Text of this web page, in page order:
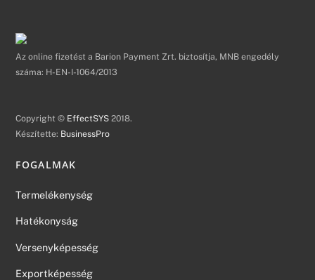
Az online fizetést a Barion Payment Zrt. biztosítja, MNB engedély
száma: H-EN-I-1064/2013
Copyright © EffectSYS 2018.
Készítette: BusinessPro
FOGALMAK
Termelékenység
Hatékonyság
Versenyképesség
Exportképesség